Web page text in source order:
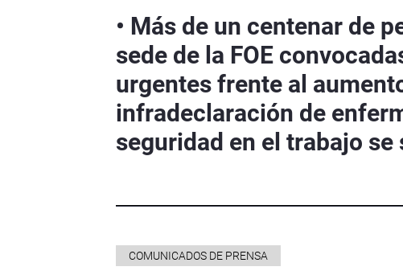
• Más de un centenar de
sede de la FOE
urgentes frente al
infradeclaración de
seguridad en el trabajo
COMUNICADOS DE PRENSA